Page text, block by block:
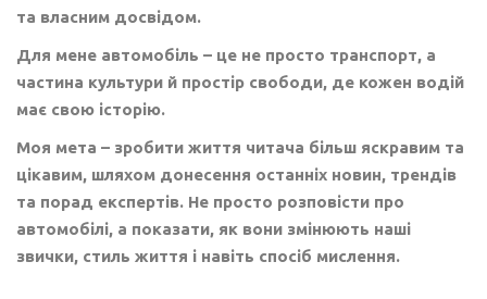
та власним досвідом.
Для мене автомобіль – це не просто транспорт, а
частина культури й простір свободи, де кожен водій
має свою історію.
Моя мета – зробити життя читача більш яскравим та
цікавим, шляхом донесення останніх новин, трендів
та порад експертів. Не просто розповісти про
автомобілі, а показати, як вони змінюють наші
звички, стиль життя і навіть спосіб мислення.